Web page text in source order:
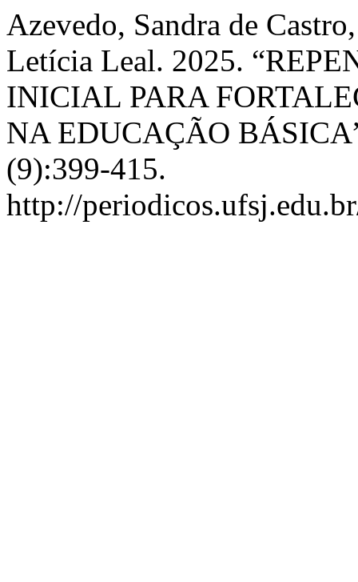
Azevedo, Sandra de
Letícia Leal. 2025.
INICIAL PARA
NA EDUCAÇÃO
(9):399-415.
http://